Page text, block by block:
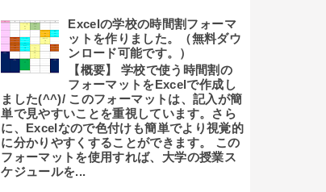
Excelの学校の時間割フォーマ
ットを作りました。（無料ダウ
ンロード可能です。）
【概要】 学校で使う時間割の
フォーマットをExcelで作成し
ました(^^)/ このフォーマットは、記入が簡
単で見やすいことを重視しています。さら
に、Excelなので色付けも簡単でより視覚的
に分かりやすくすることができます。 この
フォーマットを使用すれば、大学の授業ス
ケジュールを...